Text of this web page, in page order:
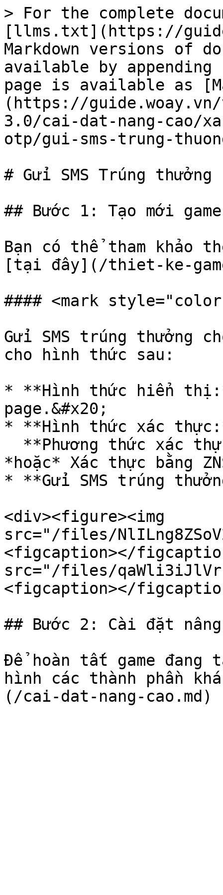
> For the complete
[llms.txt](https://
Markdown versions of
available by
page is available as
(https://
3.0/cai-dat-nang-cao/
otp/gui-sms-trung-
# Gửi SMS Trúng thưởng
## Bước 1: Tạo mới game
Bạn có thể tham khảo
[tại đây](/thiet-ke-
#### <mark
Gửi SMS trúng thưởng
cho hình thức sau:
* **Hình thức hiển
page.&#x20;
* **Hình thức xác
*hoặc* Xác thực bằng
* **Gửi SMS trúng
<div><figure><img
src="/files/
<figcaption></
src="/files/
<figcaption></
## Bước 2: Cài đặt
Để hoàn tất game
hình các thành phần